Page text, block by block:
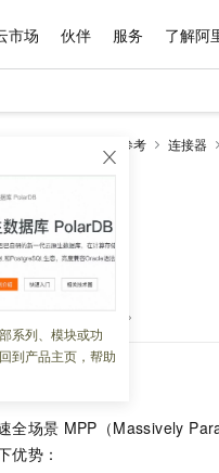
市场 伙伴 服务 了解阿
系列、模块或功
到产品主页，帮助
开发参考 连接器
连接器。
全场景 MPP（Massively
优势：
体模型
Kimi 最新旗舰模型，
型服务
据仓库
域名与网站
对象存储 OSS
一站式AI开发、训练
Qoder CN
容器服务
原
模型
真正可用的 1M 上下文,一次完成代码全链路开发
体
即刻拥有
轻松解锁专属
Claude Code +
品抢先购
9万
元代金券
开启云上创新
AI 特惠
智启 AI 普惠权益
阿里云 OPC 创新助
至高百万元 Token 补
Qwen3.8-Max 首发
千问办公，限时限
万小智 AI 建站低
价格计算器
自助选配和估算价格
价格优势
推动算力普惠，释放
数据与 API
数据集
身份实名认证
短信
OCR 文字识别
发票查验
快递物流查询
成为产品伙伴
产品生态集成认证中
产品生态伙伴工作台
企业增值服务
企业支持计划
企业增值服务台
服务实践
最佳实践
云上春晚
云栖战略参考
云上的中国
看见新力量
金融模力时刻